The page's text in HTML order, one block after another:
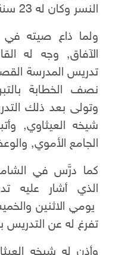
النسر وكان له 23 سنة.
ولما ذاع صيته في
الآفاق, وجه له
تدريس المدرسة
نصف الخطابة
وتولى بعد ذلك
شيخه العيثاوي,
الجامع الأموي,
كما درَّس في الشامية
الذي أشار عليه
يومي الاثنين
تفرغ له عن التدريس
وأذن له شيخه